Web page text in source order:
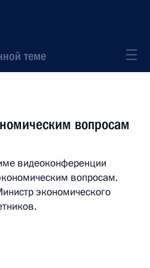
теме
вопросам
видеоконференции
вопросам.
экономического